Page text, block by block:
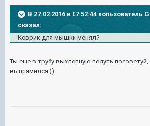
В 27.02.2016 в 07:52:44 пользователь
сказал:
Коврик для мышки менял?
Ты еще в трубу выхлопную подуть посоветуй,
выпрямился ))